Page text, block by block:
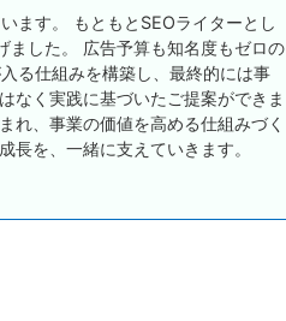
ます。 もともとSEOライターとし
ました。 広告予算も知名度もゼロの
る仕組みを構築し、最終的には事
なく実践に基づいたご提案ができま
れ、事業の価値を高める仕組みづく
長を、一緒に支えていきます。